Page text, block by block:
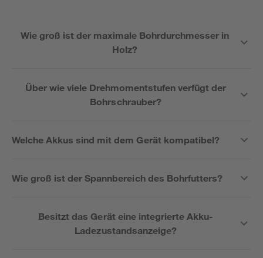
Wie groß ist der maximale Bohrdurchmesser in
Holz?
Über wie viele Drehmomentstufen verfügt der
Bohrschrauber?
Welche Akkus sind mit dem Gerät kompatibel?
Wie groß ist der Spannbereich des Bohrfutters?
Besitzt das Gerät eine integrierte Akku-
Ladezustandsanzeige?